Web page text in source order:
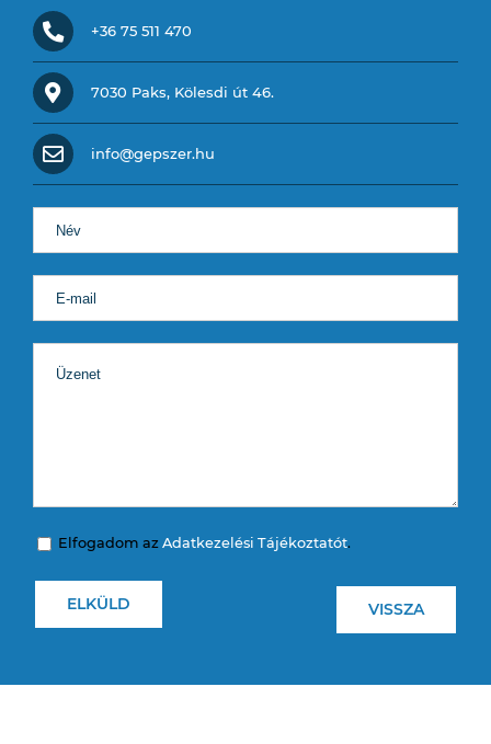
+36 75 511 470
7030 Paks, Kölesdi út 46.
info@gepszer.hu
Elfogadom az Adatkezelési Tájékoztatót.
VISSZA